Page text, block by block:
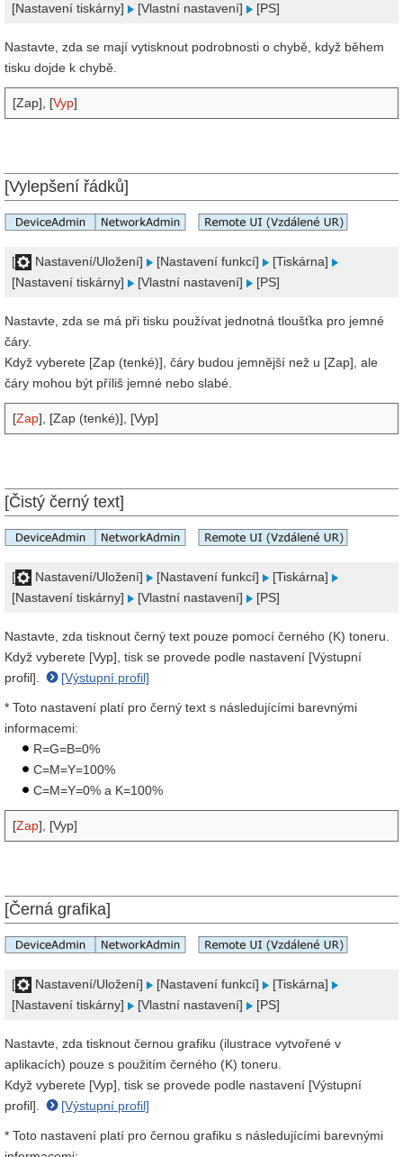
[Nastavení tiskárny]
[Vlastní nastavení] [PS]
Nastavte, zda se mají vytisknout podrobnosti o chybě, když během
tisku dojde k chybě.
[Zap], [Vyp]
[Vylepšení řádků]
[ Nastavení/Uložení] [Nastavení funkcí]
[Tiskárna]
[Nastavení tiskárny]
[Vlastní nastavení] [PS]
Nastavte, zda se má při tisku používat jednotná tloušťka pro jemné
čáry.
Když vyberete [Zap (tenké)], čáry budou jemnější než u [Zap], ale
čáry mohou být příliš jemné nebo slabé.
[Zap], [Zap (tenké)], [Vyp]
[Čistý černý text]
[ Nastavení/Uložení] [Nastavení funkcí]
[Tiskárna]
[Nastavení tiskárny]
[Vlastní nastavení] [PS]
Nastavte, zda tisknout černý text pouze pomocí černého (K) toneru.
Když vyberete [Vyp], tisk se provede podle nastavení [Výstupní
profil].
[Výstupní profil]
* Toto nastavení platí pro černý text s následujícími barevnými
informacemi:
R=G=B=0%
C=M=Y=100%
C=M=Y=0% a K=100%
[Zap], [Vyp]
[Černá grafika]
[ Nastavení/Uložení] [Nastavení funkcí]
[Tiskárna]
[Nastavení tiskárny]
[Vlastní nastavení] [PS]
Nastavte, zda tisknout černou grafiku (ilustrace vytvořené v
aplikacích) pouze s použitím černého (K) toneru.
Když vyberete [Vyp], tisk se provede podle nastavení [Výstupní
profil].
[Výstupní profil]
* Toto nastavení platí pro černou grafiku s následujícími barevnými